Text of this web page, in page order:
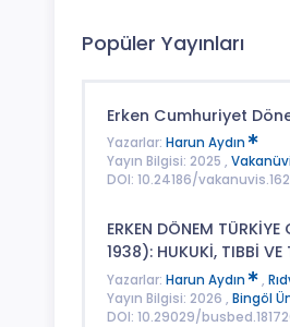
Popüler Yayınları
Erken Cumhuriyet
Yazarlar: Harun Aydın
Yayın Bilgisi: 2025 ,
DOI: 10.24186/
ERKEN DÖNEM
1938): HUKUKİ, TIBBİ VE
Yazarlar: Harun Aydın ,
Yayın Bilgisi: 2026 , Bingöl
DOI: 10.29029/